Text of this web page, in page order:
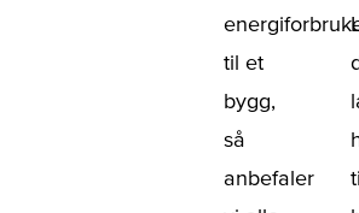
til et
bygg,
så
anbefaler